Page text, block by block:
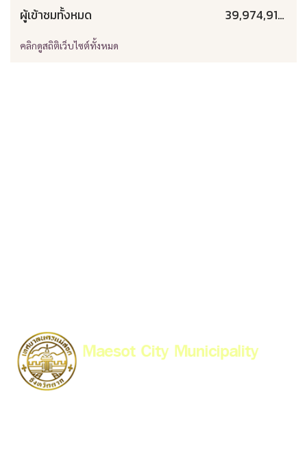
ผู้เข้าชมทั้งหมด
39,974,913 คน
คลิกดูสถิติเว็บไซต์ทั้งหมด